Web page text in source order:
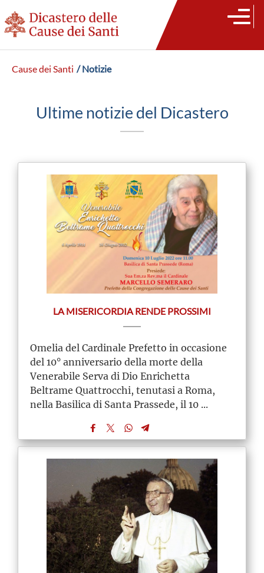
Cause dei Santi / Notizie
Ultime notizie del Dicastero
LA MISERICORDIA RENDE PROSSIMI
Omelia del Cardinale Prefetto in occasione
del 10° anniversario della morte della
Venerabile Serva di Dio Enrichetta
Beltrame Quattrocchi, tenutasi a Roma,
nella Basilica di Santa Prassede, il 10 ...